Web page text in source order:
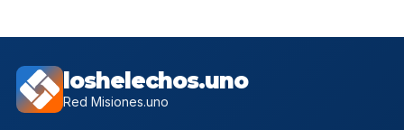
loshelechos.uno
Red Misiones.uno